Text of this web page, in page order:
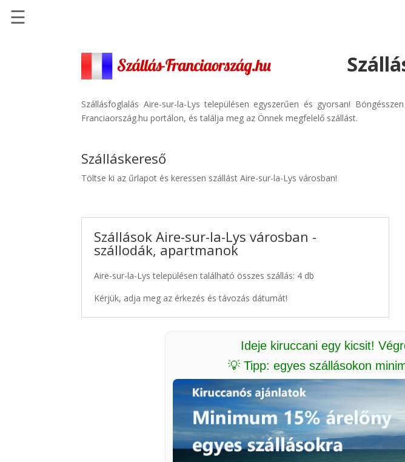
Szállásinfo.eu
Repülőjegy
Autóbérlés
☰
Szállásfoglalás Aire-sur-la-Lys településen egyszerűen és gyorsan!
Franciaország.hu portálon, és találja meg az Önnek megfelelő szállást.
Szálláskereső
Töltse ki az űrlapot és keressen szállást Aire-sur-la-Lys városban!
Szállások Aire-sur-la-Lys városban -
szállodák, apartmanok
Aire-sur-la-Lys településen található összes szállás: 4 db
Kérjük, adja meg az érkezés és távozás dátumát!
Ideje kiruccani egy kicsit!
💡 Tipp: egyes szállásokon